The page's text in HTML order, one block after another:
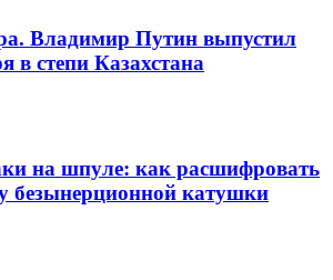
Владимир Путин выпустил
в степи Казахстана
на шпуле: как расшифровать
безынерционной катушки